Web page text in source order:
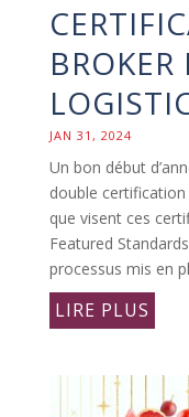
BROKER
JAN 31, 2024
Un bon début
double certification
que visent ces
Featured
processus mis en
LIRE PLUS